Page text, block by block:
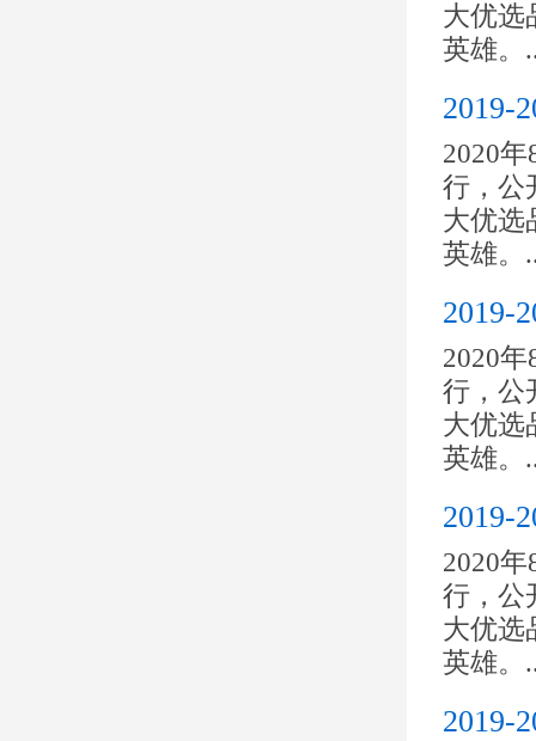
大优选
英雄。
2019-
2020
行，公
大优选
英雄。
2019-
2020
行，公
大优选
英雄。
2019-
2020
行，公
大优选
英雄。
2019-